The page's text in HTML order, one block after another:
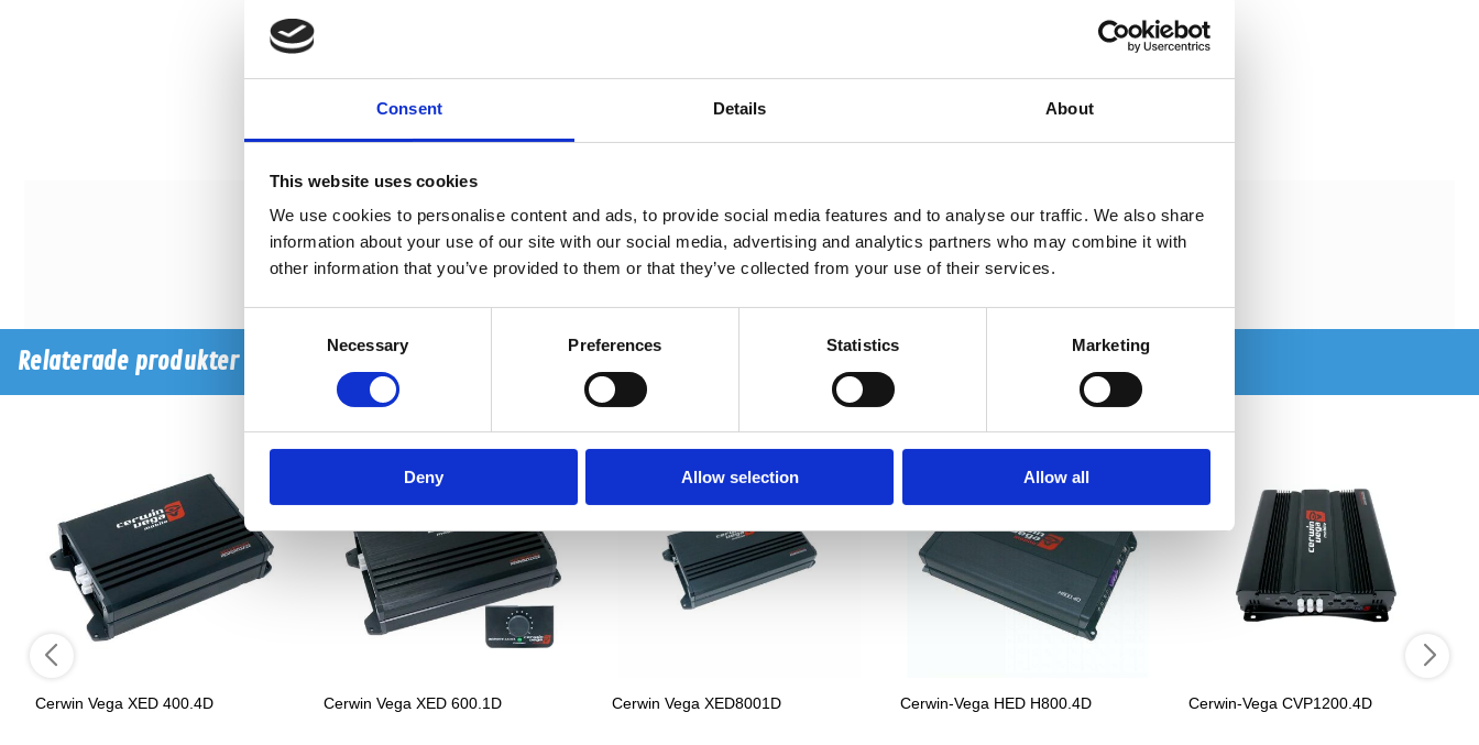
Consent Details About
This website uses cookies
We use cookies to personalise content and ads, to provide social media features and to analyse our traffic. We also share
information about your use of our site with our social media, advertising and analytics partners who may combine it with
other information that you’ve provided to them or that they’ve collected from your use of their services.
Necessary Preferences Statistics Marketing
Deny Allow selection Allow all
Recensioner
Relaterade produkter
Cerwin Vega XED 400.4D Cerwin Vega XED 600.1D Cerwin Vega XED8001D Cerwin-Vega HED H800.4D Cerwin-Vega CVP1200.4D